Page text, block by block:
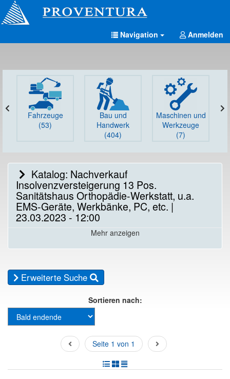
Navigation Anmelden
Fahrzeuge
(53)
Bau und
Handwerk
(404)
Maschinen und
Werkzeuge
(7)
Katalog: Nachverkauf
Insolvenzversteigerung 13 Pos.
Sanitätshaus Orthopädie-Werkstatt, u.a.
EMS-Geräte, Werkbänke, PC, etc. |
23.03.2023 - 12:00
Mehr anzeigen
Erweiterte Suche
Sortieren nach:
Seite 1 von 1